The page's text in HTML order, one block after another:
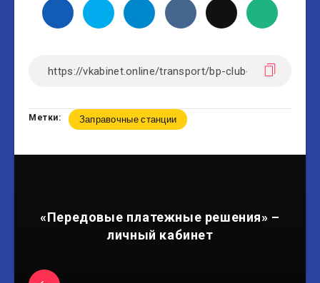
Метки: Заправочные станции
«Передовые платежные решения» –
личный кабинет